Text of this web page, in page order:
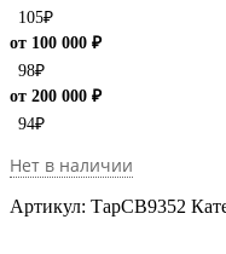
105₽
от 100 000 ₽
98₽
от 200 000 ₽
94₽
Нет в наличии
Артикул: ТарCB9352